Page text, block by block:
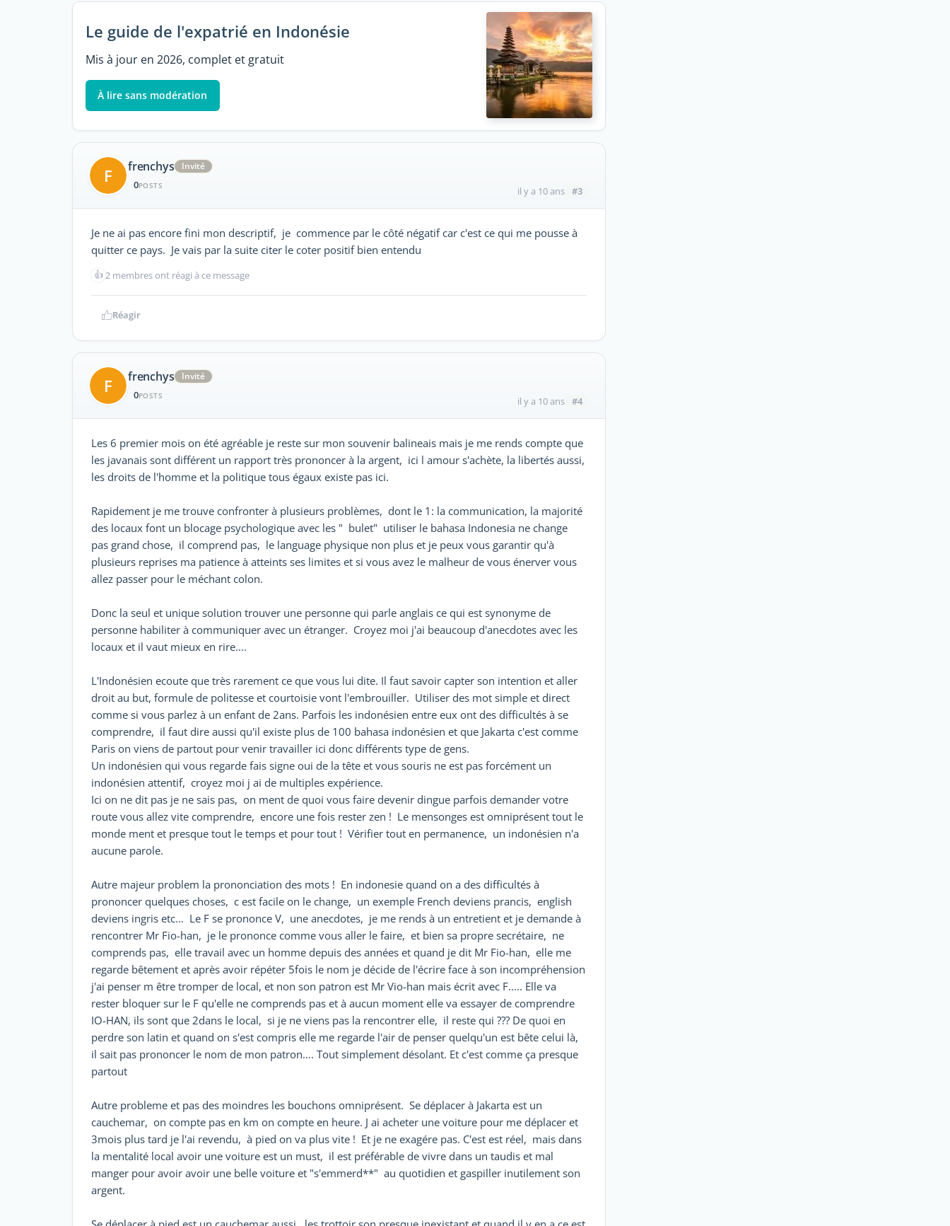
Le guide de l'expatrié en Indonésie
Mis à jour en 2026, complet et gratuit
À lire sans modération
F frenchys Invité
0POSTS il y a 10 ans #3
Je ne ai pas encore fini mon descriptif, je commence par le côté négatif car c'est ce qui me pousse à
quitter ce pays. Je vais par la suite citer le coter positif bien entendu
👍2 membres ont réagi à ce message
Réagir
F frenchys Invité
0POSTS il y a 10 ans #4
Les 6 premier mois on été agréable je reste sur mon souvenir balineais mais je me rends compte que
les javanais sont différent un rapport très prononcer à la argent, ici l amour s'achète, la libertés aussi,
les droits de l'homme et la politique tous égaux existe pas ici.
Rapidement je me trouve confronter à plusieurs problèmes, dont le 1: la communication, la majorité
des locaux font un blocage psychologique avec les " bulet" utiliser le bahasa Indonesia ne change
pas grand chose, il comprend pas, le language physique non plus et je peux vous garantir qu'à
plusieurs reprises ma patience à atteints ses limites et si vous avez le malheur de vous énerver vous
allez passer pour le méchant colon.
Donc la seul et unique solution trouver une personne qui parle anglais ce qui est synonyme de
personne habiliter à communiquer avec un étranger. Croyez moi j'ai beaucoup d'anecdotes avec les
locaux et il vaut mieux en rire....
L'Indonésien ecoute que très rarement ce que vous lui dite. Il faut savoir capter son intention et aller
droit au but, formule de politesse et courtoisie vont l'embrouiller. Utiliser des mot simple et direct
comme si vous parlez à un enfant de 2ans. Parfois les indonésien entre eux ont des difficultés à se
comprendre, il faut dire aussi qu'il existe plus de 100 bahasa indonésien et que Jakarta c'est comme
Paris on viens de partout pour venir travailler ici donc différents type de gens.
Un indonésien qui vous regarde fais signe oui de la tête et vous souris ne est pas forcément un
indonésien attentif, croyez moi j ai de multiples expérience.
Ici on ne dit pas je ne sais pas, on ment de quoi vous faire devenir dingue parfois demander votre
route vous allez vite comprendre, encore une fois rester zen ! Le mensonges est omniprésent tout le
monde ment et presque tout le temps et pour tout ! Vérifier tout en permanence, un indonésien n'a
aucune parole.
Autre majeur problem la prononciation des mots ! En indonesie quand on a des difficultés à
prononcer quelques choses, c est facile on le change, un exemple French deviens prancis, english
deviens ingris etc... Le F se prononce V, une anecdotes, je me rends à un entretient et je demande à
rencontrer Mr Fio-han, je le prononce comme vous aller le faire, et bien sa propre secrétaire, ne
comprends pas, elle travail avec un homme depuis des années et quand je dit Mr Fio-han, elle me
regarde bêtement et après avoir répéter 5fois le nom je décide de l'écrire face à son incompréhension
j'ai penser m être tromper de local, et non son patron est Mr Vio-han mais écrit avec F..... Elle va
rester bloquer sur le F qu'elle ne comprends pas et à aucun moment elle va essayer de comprendre
IO-HAN, ils sont que 2dans le local, si je ne viens pas la rencontrer elle, il reste qui ??? De quoi en
perdre son latin et quand on s'est compris elle me regarde l'air de penser quelqu'un est bête celui là,
il sait pas prononcer le nom de mon patron.... Tout simplement désolant. Et c'est comme ça presque
partout
Autre probleme et pas des moindres les bouchons omniprésent. Se déplacer à Jakarta est un
cauchemar, on compte pas en km on compte en heure. J ai acheter une voiture pour me déplacer et
3mois plus tard je l'ai revendu, à pied on va plus vite ! Et je ne exagére pas. C'est est réel, mais dans
la mentalité local avoir une voiture est un must, il est préférable de vivre dans un taudis et mal
manger pour avoir avoir une belle voiture et "s'emmerd**" au quotidien et gaspiller inutilement son
argent.